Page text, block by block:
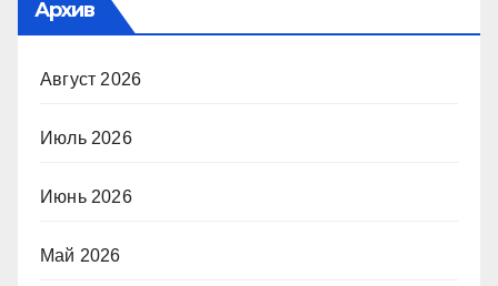
Архив
Август 2026
Июль 2026
Июнь 2026
Май 2026